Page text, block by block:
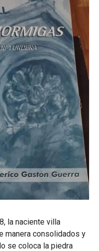
la naciente villa
manera consolidados y
se coloca la piedra